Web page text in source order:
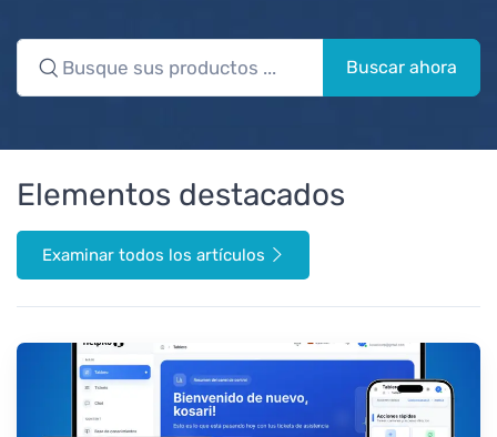
Buscar ahora
Elementos destacados
Examinar todos los artículos